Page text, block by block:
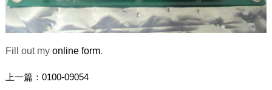
Fill out my online form.
上一篇： 0100-09054